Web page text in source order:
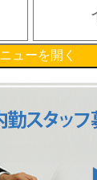
ューを開く